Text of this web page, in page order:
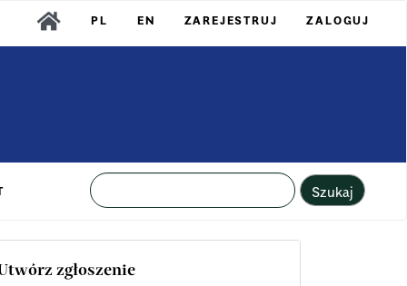
PL EN ZAREJESTRUJ ZALOGUJ
Szukaj
zgłoszenie